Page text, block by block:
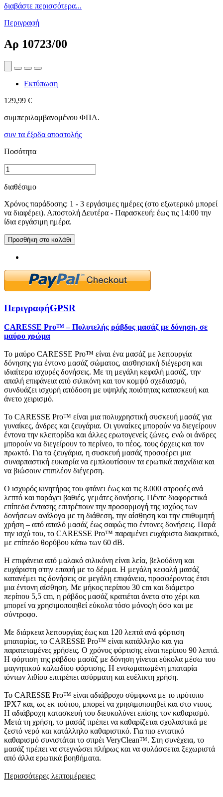
διαβάστε περισσότερα...
Περιγραφή
Αρ 10723/00
Εκτύπωση
129,99 €
συμπεριλαμβανομένου ΦΠΑ.
συν τα έξοδα αποστολής
Ποσότητα
διαθέσιμο
Χρόνος παράδοσης: 1 - 3 εργάσιμες ημέρες (στο εξωτερικό μπορεί
να διαφέρει). Αποστολή Δευτέρα - Παρασκευή: έως τις 14:00 την
ίδια εργάσιμη ημέρα.
Προσθήκη στο καλάθι
ΠεριγραφήGPSR
CARESSE Pro™ – Πολυτελής ράβδος μασάζ με δόνηση, σε
μαύρο χρώμα
Το μαύρο CARESSE Pro™ είναι ένα μασάζ με λειτουργία
δόνησης για έντονο μασάζ σώματος, αισθησιακή διέγερση και
ιδιαίτερα ισχυρές δονήσεις. Με τη μεγάλη κεφαλή μασάζ, την
απαλή επιφάνεια από σιλικόνη και τον κομψό σχεδιασμό,
συνδυάζει ισχυρή απόδοση με υψηλής ποιότητας κατασκευή και
άνετο χειρισμό.
Το CARESSE Pro™ είναι μια πολυχρηστική συσκευή μασάζ για
γυναίκες, άνδρες και ζευγάρια. Οι γυναίκες μπορούν να διεγείρουν
έντονα την κλειτορίδα και άλλες ερωτογενείς ζώνες, ενώ οι άνδρες
μπορούν να διεγείρουν το περίνεο, το πέος, τους όρχεις και τον
πρωκτό. Για τα ζευγάρια, η συσκευή μασάζ προσφέρει μια
συναρπαστική ευκαιρία να εμπλουτίσουν τα ερωτικά παιχνίδια και
να βιώσουν επιπλέον διέγερση.
Ο ισχυρός κινητήρας του φτάνει έως και τις 8.000 στροφές ανά
λεπτό και παράγει βαθιές, γεμάτες δονήσεις. Πέντε διαφορετικά
επίπεδα έντασης επιτρέπουν την προσαρμογή της ισχύος των
δονήσεων ανάλογα με τη διάθεση, την αίσθηση και την επιθυμητή
χρήση – από απαλό μασάζ έως σαφώς πιο έντονες δονήσεις. Παρά
την ισχύ του, το CARESSE Pro™ παραμένει ευχάριστα διακριτικό,
με επίπεδο θορύβου κάτω των 60 dB.
Η επιφάνεια από μαλακό σιλικόνη είναι λεία, βελούδινη και
ευχάριστη στην επαφή με το δέρμα. Η μεγάλη κεφαλή μασάζ
κατανέμει τις δονήσεις σε μεγάλη επιφάνεια, προσφέροντας έτσι
μια έντονη αίσθηση. Με μήκος περίπου 30 cm και διάμετρο
περίπου 5,5 cm, η ράβδος μασάζ κρατιέται άνετα στο χέρι και
μπορεί να χρησιμοποιηθεί εύκολα τόσο μόνος/η όσο και με
σύντροφο.
Με διάρκεια λειτουργίας έως και 120 λεπτά ανά φόρτιση
μπαταρίας, το CARESSE Pro™ είναι κατάλληλο και για
παρατεταμένες χρήσεις. Ο χρόνος φόρτισης είναι περίπου 90 λεπτά.
Η φόρτιση της ράβδου μασάζ με δόνηση γίνεται εύκολα μέσω του
μαγνητικού καλωδίου φόρτισης. Η ενσωματωμένη μπαταρία
ιόντων λιθίου επιτρέπει ασύρματη και ευέλικτη χρήση.
Το CARESSE Pro™ είναι αδιάβροχο σύμφωνα με το πρότυπο
IPX7 και, ως εκ τούτου, μπορεί να χρησιμοποιηθεί και στο ντους.
Η αδιάβροχη κατασκευή του διευκολύνει επίσης τον καθαρισμό.
Μετά τη χρήση, το μασάζ πρέπει να καθαρίζεται σχολαστικά με
ζεστό νερό και κατάλληλο καθαριστικό. Για πιο εντατικό
καθαρισμό συνιστάται το σπρέι VeryClean™. Στη συνέχεια, το
μασάζ πρέπει να στεγνώσει πλήρως και να φυλάσσεται ξεχωριστά
από άλλα ερωτικά βοηθήματα.
Περισσότερες λεπτομέρειες: